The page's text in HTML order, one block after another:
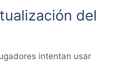
del
intentan usar